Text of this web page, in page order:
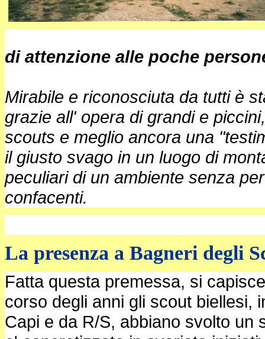
di attenzione alle poche
Mirabile e riconosciuta da tutti è
grazie all' opera di grandi e
scouts e meglio ancora una
il giusto svago in un luogo di
peculiari di un ambiente senza
confacenti.
La presenza a Bagneri degli
Fatta questa premessa, si
corso degli anni gli scout biellesi,
Capi e da R/S, abbiano svolto un